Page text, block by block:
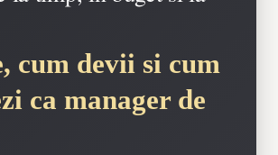
cum devii si cum
ca manager de